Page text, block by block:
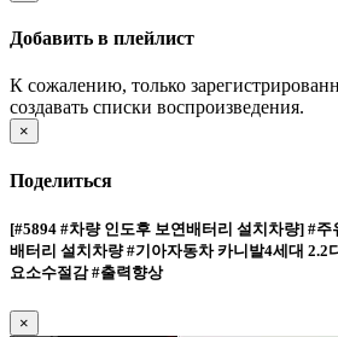
Добавить в плейлист
К сожалению, только
создавать списки воспроизведения.
×
Поделиться
[#5894 #차량 인도후 보연배터리 설치차량] #
배터리 설치차량 #기아자동차 카니발4세대 2.2
요소수절감 #출력향상
×